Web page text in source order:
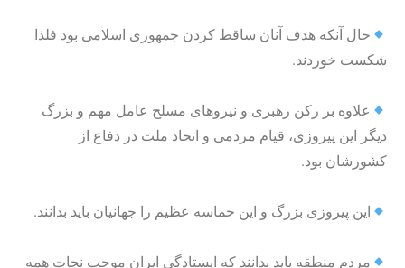
حال آنکه هدف آنان ساقط کردن جمهوری اسلامی بود فلذا
شکست خوردند.
علاوه بر رکن رهبری و نیروهای مسلح عامل مهم و بزرگ
دیگر این پیروزی، قیام مردمی و اتحاد ملت در دفاع از
کشورشان بود.
این پیروزی بزرگ و این حماسه عظیم را جهانیان باید بدانند.
مردم منطقه باید بدانند که ایستادگی ایران موجب نجات همه